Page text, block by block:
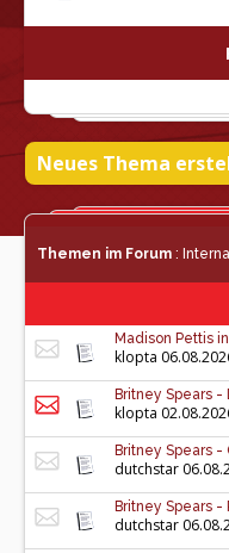
Neues Thema
Themen im Forum :
Madison Pettis
klopta
Britney Spears
klopta
Britney Spears
dutchstar
Britney Spears
dutchstar